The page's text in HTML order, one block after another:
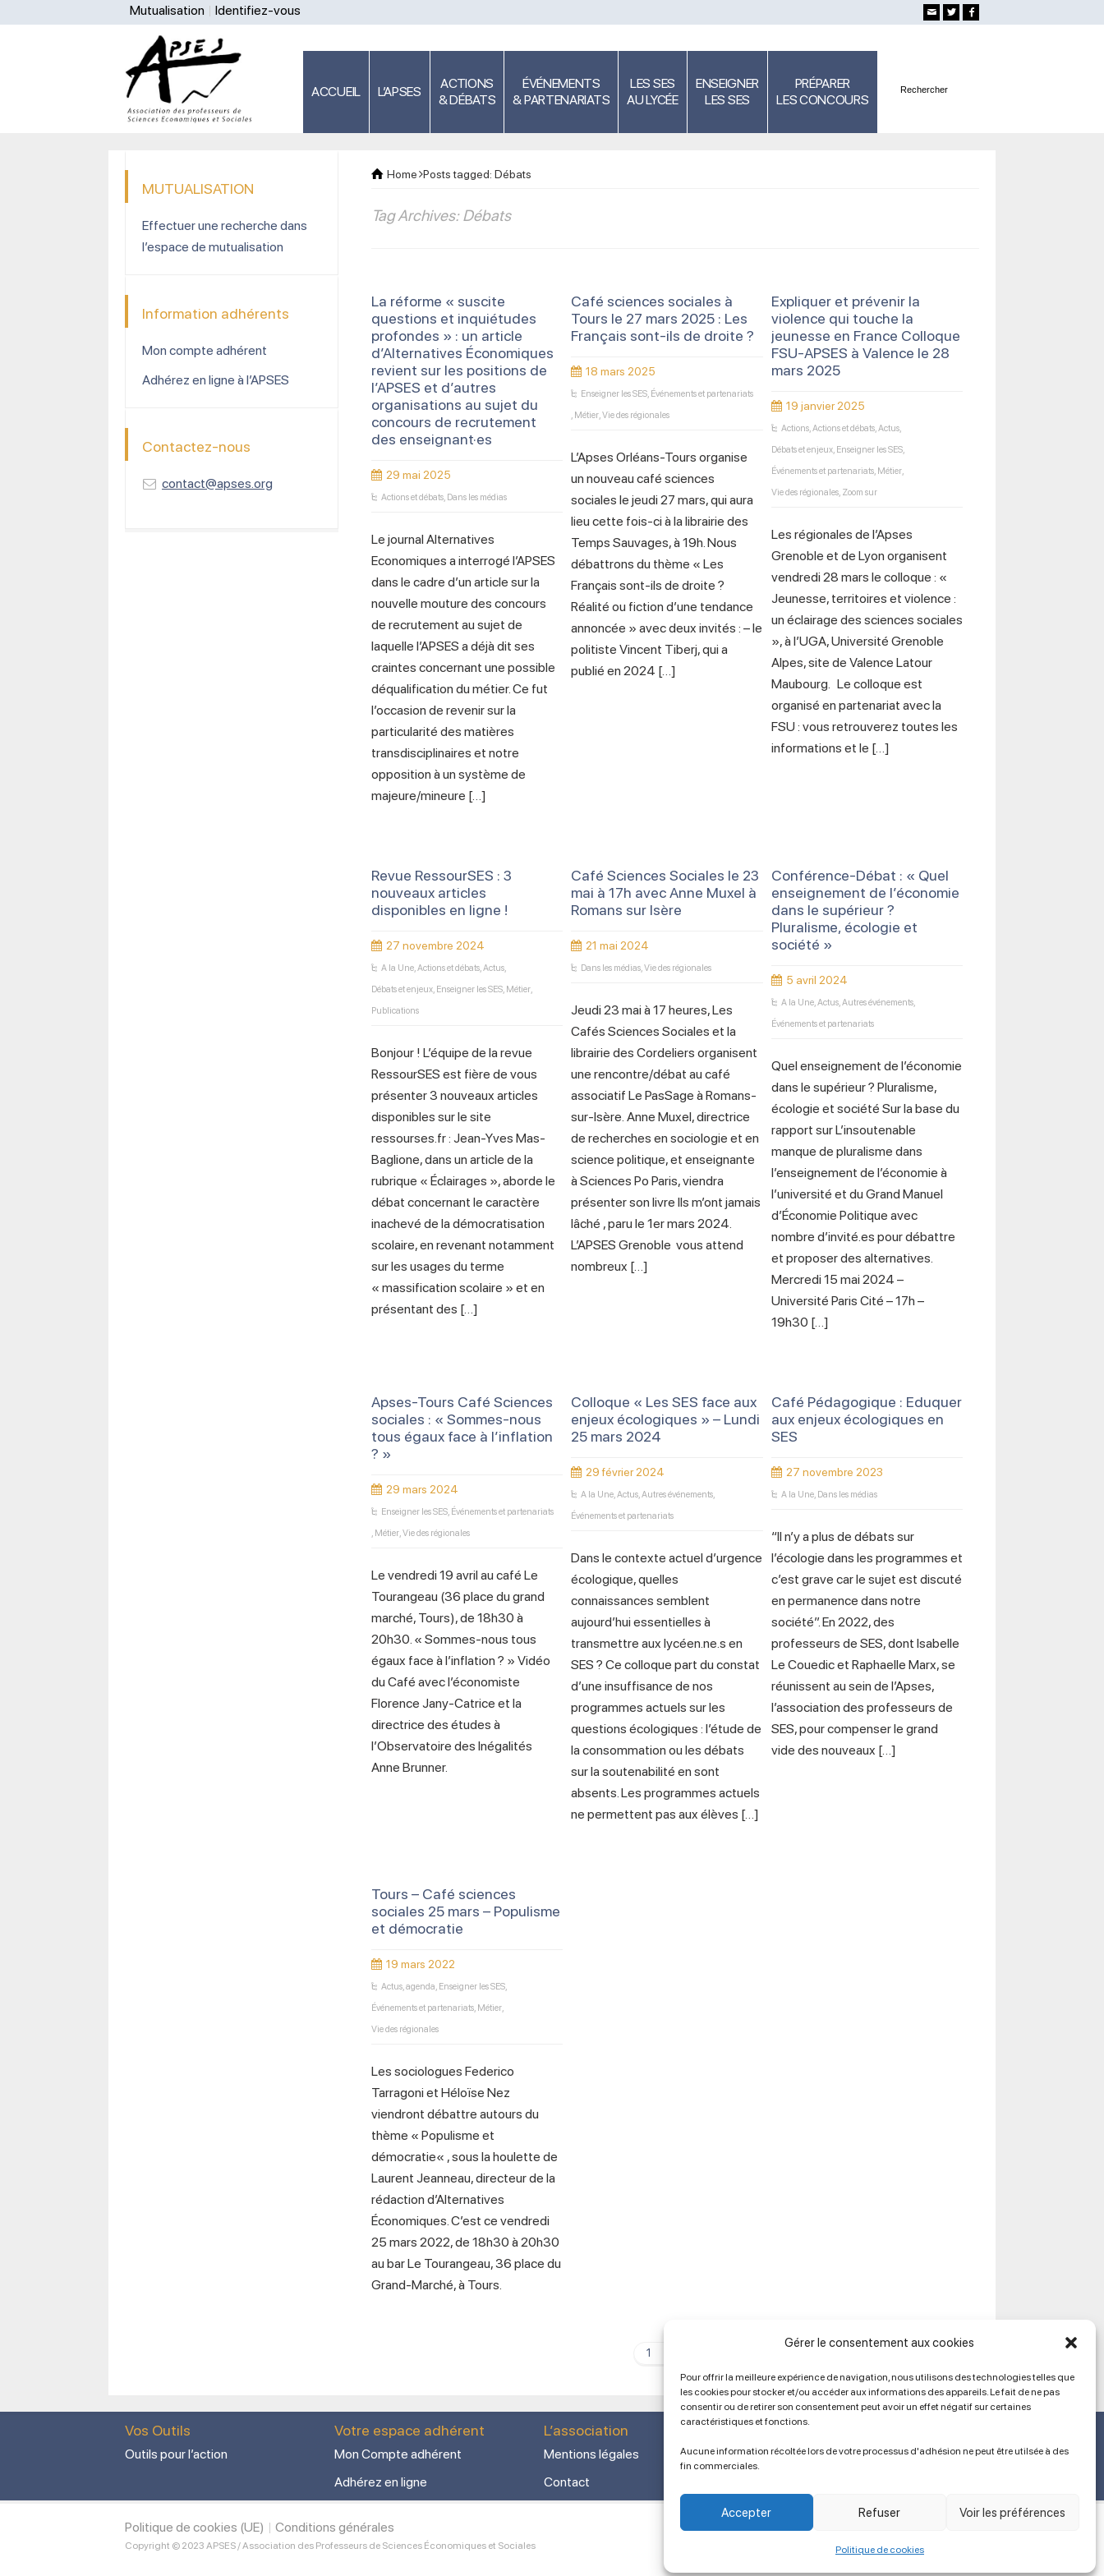
Gérer le consentement aux cookies
Pour offrir la meilleure expérience de navigation, nous utilisons des technologies telles que
les cookies pour stocker et/ou accéder aux informations des appareils. Le fait de ne pas
consentir ou de retirer son consentement peut avoir un effet négatif sur certaines
caractéristiques et fonctions.
Aucune information récoltée lors de votre processus d'adhésion ne peut être utilsée à des
fin commerciales.
Accepter Refuser Voir les préférences
Politique de cookies
Mutualisation Identifiez-vous
ACCUEIL L’APSES
ACTIONS
& DÉBATS
ÉVÉNEMENTS
& PARTENARIATS
LES SES
AU LYCÉE
ENSEIGNER
LES SES
PRÉPARER
LES CONCOURS
Home Posts tagged: Débats
Tag Archives: Débats
La réforme « suscite
questions et inquiétudes
profondes » : un article
d’Alternatives Économiques
revient sur les positions de
l’APSES et d’autres
organisations au sujet du
concours de recrutement
des enseignant·es
29 mai 2025
Actions et débats, Dans les médias
Le journal Alternatives
Economiques a interrogé l’APSES
dans le cadre d’un article sur la
nouvelle mouture des concours
de recrutement au sujet de
laquelle l’APSES a déjà dit ses
craintes concernant une possible
déqualification du métier. Ce fut
l’occasion de revenir sur la
particularité des matières
transdisciplinaires et notre
opposition à un système de
majeure/mineure […]
Café sciences sociales à
Tours le 27 mars 2025 : Les
Français sont-ils de droite ?
18 mars 2025
Enseigner les SES, Événements et partenariats
, Métier,Vie des régionales
L’Apses Orléans-Tours organise
un nouveau café sciences
sociales le jeudi 27 mars, qui aura
lieu cette fois-ci à la librairie des
Temps Sauvages, à 19h. Nous
débattrons du thème « Les
Français sont-ils de droite ?
Réalité ou fiction d’une tendance
annoncée » avec deux invités : – le
politiste Vincent Tiberj, qui a
publié en 2024 […]
Expliquer et prévenir la
violence qui touche la
jeunesse en France Colloque
FSU-APSES à Valence le 28
mars 2025
19 janvier 2025
Actions,Actions et débats,Actus,
Débats et enjeux, Enseigner les SES,
Événements et partenariats, Métier,
Vie des régionales, Zoom sur
Les régionales de l’Apses
Grenoble et de Lyon organisent
vendredi 28 mars le colloque : «
Jeunesse, territoires et violence :
un éclairage des sciences sociales
», à l’UGA, Université Grenoble
Alpes, site de Valence Latour
Maubourg. Le colloque est
organisé en partenariat avec la
FSU : vous retrouverez toutes les
informations et le […]
Revue RessourSES : 3
nouveaux articles
disponibles en ligne !
27 novembre 2024
A la Une,Actions et débats,Actus,
Débats et enjeux, Enseigner les SES, Métier,
Publications
Bonjour ! L’équipe de la revue
RessourSES est fière de vous
présenter 3 nouveaux articles
disponibles sur le site
ressourses.fr : Jean-Yves Mas-
Baglione, dans un article de la
rubrique « Éclairages », aborde le
débat concernant le caractère
inachevé de la démocratisation
scolaire, en revenant notamment
sur les usages du terme
« massification scolaire » et en
présentant des […]
Café Sciences Sociales le 23
mai à 17h avec Anne Muxel à
Romans sur Isère
21 mai 2024
Dans les médias,Vie des régionales
Jeudi 23 mai à 17 heures, Les
Cafés Sciences Sociales et la
librairie des Cordeliers organisent
une rencontre/débat au café
associatif Le PasSage à Romans-
sur-Isère. Anne Muxel, directrice
de recherches en sociologie et en
science politique, et enseignante
à Sciences Po Paris, viendra
présenter son livre Ils m’ont jamais
lâché , paru le 1er mars 2024.
L’APSES Grenoble vous attend
nombreux […]
Conférence-Débat : « Quel
enseignement de l’économie
dans le supérieur ?
Pluralisme, écologie et
société »
5 avril 2024
A la Une,Actus,Autres événements,
Événements et partenariats
Quel enseignement de l’économie
dans le supérieur ? Pluralisme,
écologie et société Sur la base du
rapport sur L’insoutenable
manque de pluralisme dans
l’enseignement de l’économie à
l’université et du Grand Manuel
d’Économie Politique avec
nombre d’invité.es pour débattre
et proposer des alternatives.
Mercredi 15 mai 2024 –
Université Paris Cité – 17h –
19h30 […]
Apses-Tours Café Sciences
sociales : « Sommes-nous
tous égaux face à l’inflation
? »
29 mars 2024
Enseigner les SES, Événements et partenariats
, Métier,Vie des régionales
Le vendredi 19 avril au café Le
Tourangeau (36 place du grand
marché, Tours), de 18h30 à
20h30. « Sommes-nous tous
égaux face à l’inflation ? » Vidéo
du Café avec l’économiste
Florence Jany-Catrice et la
directrice des études à
l’Observatoire des Inégalités
Anne Brunner.
Colloque « Les SES face aux
enjeux écologiques » – Lundi
25 mars 2024
29 février 2024
A la Une,Actus,Autres événements,
Événements et partenariats
Dans le contexte actuel d’urgence
écologique, quelles
connaissances semblent
aujourd’hui essentielles à
transmettre aux lycéen.ne.s en
SES ? Ce colloque part du constat
d’une insuffisance de nos
programmes actuels sur les
questions écologiques : l’étude de
la consommation ou les débats
sur la soutenabilité en sont
absents. Les programmes actuels
ne permettent pas aux élèves […]
Café Pédagogique : Eduquer
aux enjeux écologiques en
SES
27 novembre 2023
A la Une, Dans les médias
“Il n’y a plus de débats sur
l’écologie dans les programmes et
c’est grave car le sujet est discuté
en permanence dans notre
société”. En 2022, des
professeurs de SES, dont Isabelle
Le Couedic et Raphaelle Marx, se
réunissent au sein de l’Apses,
l’association des professeurs de
SES, pour compenser le grand
vide des nouveaux […]
Tours – Café sciences
sociales 25 mars – Populisme
et démocratie
19 mars 2022
Actus,agenda, Enseigner les SES,
Événements et partenariats, Métier,
Vie des régionales
Les sociologues Federico
Tarragoni et Héloïse Nez
viendront débattre autours du
thème « Populisme et
démocratie« , sous la houlette de
Laurent Jeanneau, directeur de la
rédaction d’Alternatives
Économiques. C’est ce vendredi
25 mars 2022, de 18h30 à 20h30
au bar Le Tourangeau, 36 place du
Grand-Marché, à Tours.
1
MUTUALISATION
Effectuer une recherche dans
l’espace de mutualisation
Information adhérents
Mon compte adhérent
Adhérez en ligne à l’APSES
Contactez-nous
contact@apses.org
Vos Outils
Outils pour l’action
Votre espace adhérent
Mon Compte adhérent
Adhérez en ligne
L’association
Mentions légales
Contact
Ancien site
lien vers SPIP
Politique de cookies (UE) Conditions générales
Copyright © 2023 APSES / Association des Professeurs de Sciences Économiques et Sociales